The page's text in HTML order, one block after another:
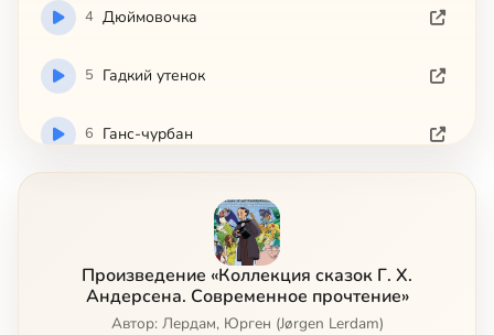
4 Дюймовочка
5 Гадкий утенок
6 Ганс-чурбан
Жених и невеста
Калоши счастья
Произведение «Коллекция сказок Г. Х.
Андерсена. Современное прочтение»
Автор: Лердам, Юрген (Jørgen Lerdam)